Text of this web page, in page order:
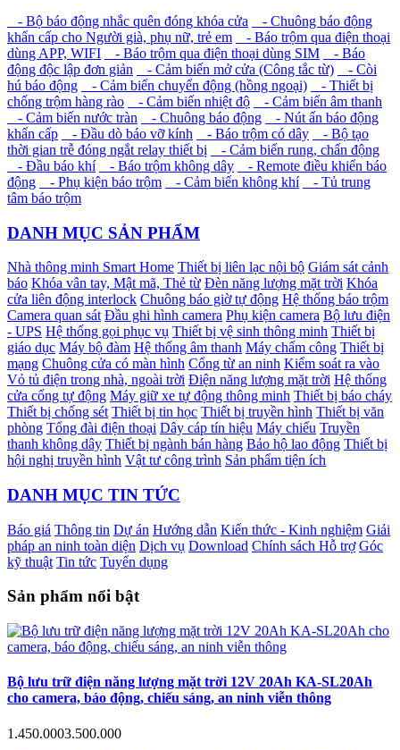
- Bộ báo động nhắc quên đóng khóa cửa
- Chuông báo động
khẩn cấp cho Người già, phụ nữ, trẻ em
- Báo trộm qua điện thoại
dùng APP, WIFI
- Báo trộm qua điện thoại dùng SIM
- Báo
động độc lập đơn giản
- Cảm biến mở cửa (Công tắc từ)
- Còi
hú báo động
- Cảm biến chuyển động (hồng ngoại)
- Thiết bị
chống trộm hàng rào
- Cảm biến nhiệt độ
- Cảm biến âm thanh
- Cảm biến nước tràn
- Chuông báo động
- Nút ấn báo động
khẩn cấp
- Đầu dò báo vỡ kính - Báo trộm có dây
- Bộ tạo
thời gian trễ đóng ngắt relay thiết bị
- Cảm biến rung, chấn động
- Đầu báo khí
- Báo trộm không dây
- Remote điều khiển báo
động
- Phụ kiện báo trộm - Cảm biến không khí
- Tủ trung
tâm báo trộm
DANH MỤC SẢN PHẨM
Nhà thông minh Smart Home Thiết bị liên lạc nội bộ Giám sát cảnh
báo Khóa vân tay, Mật mã, Thẻ từ Đèn năng lượng mặt trời Khóa
cửa liên động interlock Chuông báo giờ tự động Hệ thống báo trộm
Camera quan sát Đầu ghi hình camera Phụ kiện camera Bộ lưu điện
- UPS Hệ thống gọi phục vụ Thiết bị vệ sinh thông minh Thiết bị
giáo dục Máy bộ đàm Hệ thống âm thanh Máy chấm công Thiết bị
mạng Chuông cửa có màn hình Cổng từ an ninh Kiểm soát ra vào
Vỏ tủ điện trong nhà, ngoài trời Điện năng lượng mặt trời Hệ thống
cửa cổng tự động Máy giữ xe tự động thông minh Thiết bị báo cháy
Thiết bị chống sét Thiết bị tin học Thiết bị truyền hình Thiết bị văn
phòng Tổng đài điện thoại Dây cáp tín hiệu Máy chiếu Truyền
thanh không dây Thiết bị ngành bán hàng Bảo hộ lao động Thiết bị
hội nghị truyền hình Vật tư công trình Sản phẩm tiện ích
DANH MỤC TIN TỨC
Báo giá Thông tin Dự án Hướng dẫn Kiến thức - Kinh nghiệm Giải
pháp an ninh toàn diện Dịch vụ Download Chính sách Hỗ trợ Góc
kỹ thuật Tin tức Tuyển dụng
Sản phẩm nổi bật
Bộ lưu trữ điện năng lượng mặt trời 12V 20Ah KA-SL20Ah
cho camera, báo động, chiếu sáng, an ninh viễn thông
1.450.0003.500.000